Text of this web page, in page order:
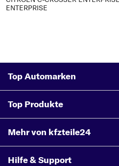
ENTERPRISE
Top Automarken
Top Produkte
Mehr von kfzteile24
Hilfe & Support